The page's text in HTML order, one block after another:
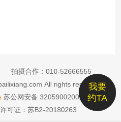
我要
约TA
拍摄合作： 010-52666555
All rights reserved
苏公网安备 32059002002885号
可证：苏B2-20180263